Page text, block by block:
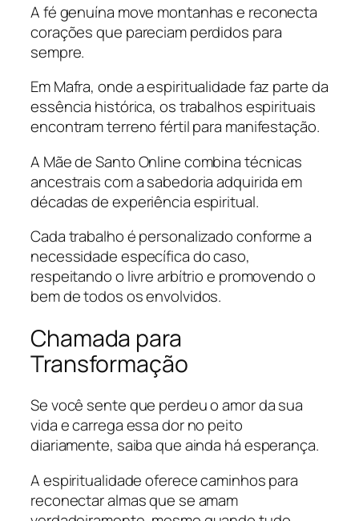
A fé genuína move montanhas e reconecta
corações que pareciam perdidos para
sempre.
Em Mafra, onde a espiritualidade faz parte da
essência histórica, os trabalhos espirituais
encontram terreno fértil para manifestação.
A Mãe de Santo Online combina técnicas
ancestrais com a sabedoria adquirida em
décadas de experiência espiritual.
Cada trabalho é personalizado conforme a
necessidade específica do caso,
respeitando o livre arbítrio e promovendo o
bem de todos os envolvidos.
Chamada para
Transformação
Se você sente que perdeu o amor da sua
vida e carrega essa dor no peito
diariamente, saiba que ainda há esperança.
A espiritualidade oferece caminhos para
reconectar almas que se amam